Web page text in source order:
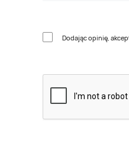
Dodając opinię,